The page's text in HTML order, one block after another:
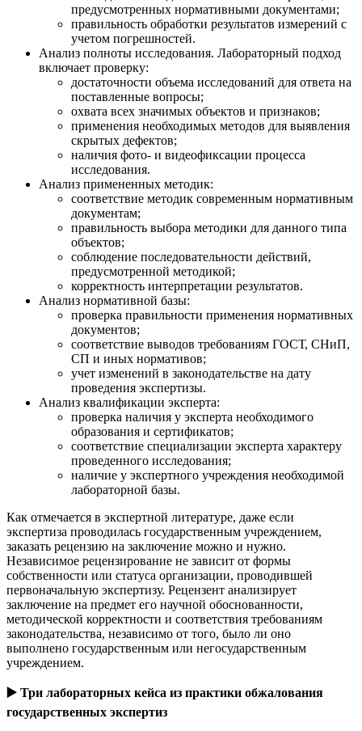
предусмотренных нормативными документами;
правильность обработки результатов измерений с
учетом погрешностей.
Анализ полноты исследования. Лабораторный подход
включает проверку:
достаточности объема исследований для ответа на
поставленные вопросы;
охвата всех значимых объектов и признаков;
применения необходимых методов для выявления
скрытых дефектов;
наличия фото- и видеофиксации процесса
исследования.
Анализ примененных методик:
соответствие методик современным нормативным
документам;
правильность выбора методики для данного типа
объектов;
соблюдение последовательности действий,
предусмотренной методикой;
корректность интерпретации результатов.
Анализ нормативной базы:
проверка правильности применения нормативных
документов;
соответствие выводов требованиям ГОСТ, СНиП,
СП и иных нормативов;
учет изменений в законодательстве на дату
проведения экспертизы.
Анализ квалификации эксперта:
проверка наличия у эксперта необходимого
образования и сертификатов;
соответствие специализации эксперта характеру
проведенного исследования;
наличие у экспертного учреждения необходимой
лабораторной базы.
Как отмечается в экспертной литературе, даже если
экспертиза проводилась государственным учреждением,
заказать рецензию на заключение можно и нужно.
Независимое рецензирование не зависит от формы
собственности или статуса организации, проводившей
первоначальную экспертизу. Рецензент анализирует
заключение на предмет его научной обоснованности,
методической корректности и соответствия требованиям
законодательства, независимо от того, было ли оно
выполнено государственным или негосударственным
учреждением.
▶️ Три лабораторных кейса из практики обжалования
государственных экспертиз